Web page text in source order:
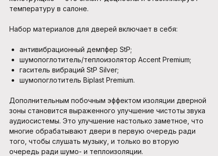
температуру в салоне.
Набор материалов для дверей включает в себя:
антивибрационный демпфер StP;
шумопоглотитель/теплоизолятор Accent Premium;
гаситель вибраций StP Silver;
шумопоглотитель Biplast Premium.
Дополнительным побочным эффектом изоляции дверной
зоны становится выраженного улучшение чистоты звука
аудиосистемы. Это улучшение настолько заметное, что
многие обрабатывают двери в первую очередь ради
того, чтобы слушать музыку, и только во вторую
очередь ради шумо- и теплоизоляции.